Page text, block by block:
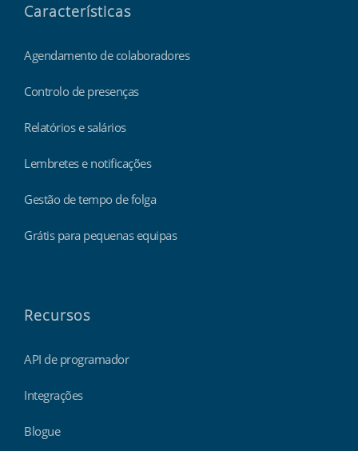
Características
Agendamento de colaboradores
Controlo de presenças
Relatórios e salários
Lembretes e notificações
Gestão de tempo de folga
Grátis para pequenas equipas
Recursos
API de programador
Integrações
Blogue